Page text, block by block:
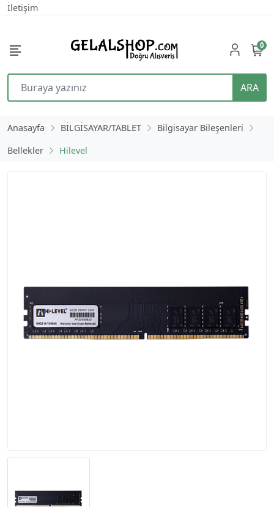
İletişim
ARA
0
Anasayfa BİLGİSAYAR/TABLET
Bilgisayar Bileşenleri
Bellekler
Hilevel